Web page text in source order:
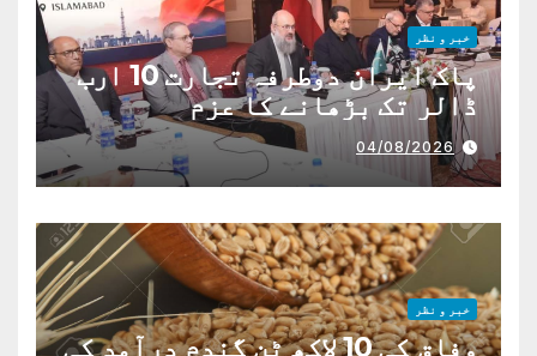
خبر و نظر
پاک ایران دوطرفہ تجارت 10 ارب
ڈالر تک بڑھانے کا عزم
04/08/2026
خبر و نظر
وفاق کی 10 لاکھ ٹن گندم درآمد کی